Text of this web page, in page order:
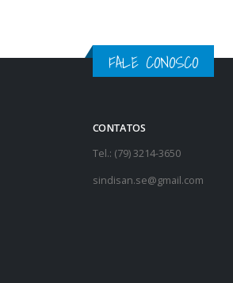
FALE CONOSCO
CONTATOS
Tel.: (79) 3214-3650
sindisan.se@gmail.com